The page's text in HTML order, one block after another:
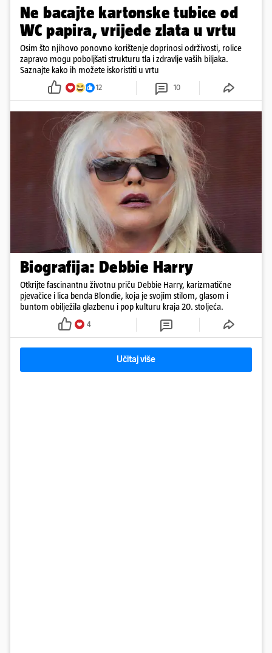
Ne bacajte kartonske tubice od
WC papira, vrijede zlata u vrtu
Osim što njihovo ponovno korištenje doprinosi održivosti, rolice
zapravo mogu poboljšati strukturu tla i zdravlje vaših biljaka.
Saznajte kako ih možete iskoristiti u vrtu
12 10
Biografija: Debbie Harry
Otkrijte fascinantnu životnu priču Debbie Harry, karizmatične
pjevačice i lica benda Blondie, koja je svojim stilom, glasom i
buntom obilježila glazbenu i pop kulturu kraja 20. stoljeća.
4
Učitaj više